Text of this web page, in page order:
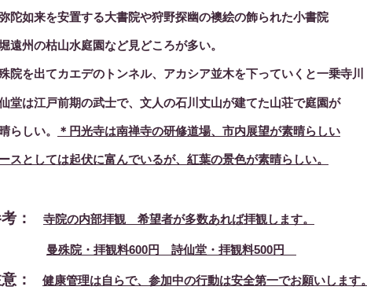
陀如来を安置する大書院や狩野探幽の襖絵の飾られた小書院
遠州の枯山水庭園など見どころが多い。
院を出てカエデのトンネル、アカシア並木を下っていくと一乗寺川
堂は江戸前期の武士で、文人の石川丈山が建てた山荘で庭園が
らしい。 ＊円光寺は南禅寺の研修道場、市内展望が素晴らしい
スとしては起伏に富んでいるが、紅葉の景色が素晴らしい。
： 寺院の内部拝観 希望者が多数あれば拝観します。
曼殊院・拝観料600円 詩仙堂・拝観料500円
： 健康管理は自らで、参加中の行動は安全第一でお願いします。